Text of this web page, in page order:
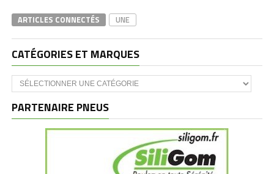
ARTICLES CONNECTÉS UNE
CATÉGORIES ET MARQUES
Catégories
et
PARTENAIRE PNEUS